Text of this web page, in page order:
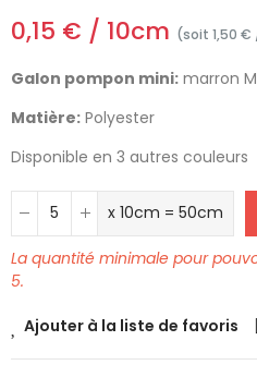
0,15 € / 10cm (soit 1,50
Galon pompon mini: marron
Matière: Polyester
Disponible en 3 autres couleurs
x 10cm = 50cm
La quantité minimale pour
5.
Ajouter à la liste de favoris